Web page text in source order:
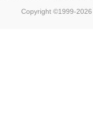
Copyright ©1999-